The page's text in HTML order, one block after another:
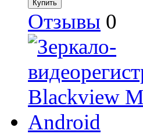
Отзывы 0